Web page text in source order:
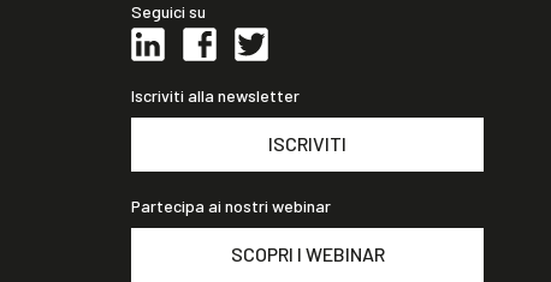
Seguici su
Iscriviti alla newsletter
ISCRIVITI
Partecipa ai nostri webinar
SCOPRI I WEBINAR